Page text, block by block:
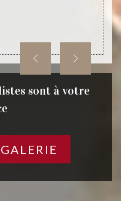
selon
sont à votre